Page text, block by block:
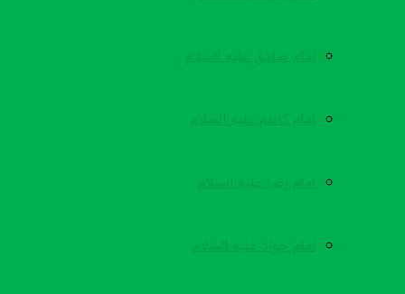
امام صادق علیه السلام
امام کاظم علیه السلام
امام رضا علیه السلام
امام جواد علیه السلام